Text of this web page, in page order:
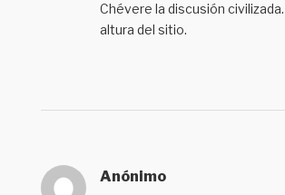
Chévere la discusión civilizada.
altura del sitio.
Anónimo